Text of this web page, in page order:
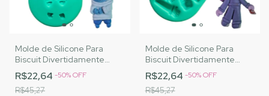
Molde de Silicone Para
Biscuit Divertidamente
Tristeza - MJ Artesanatos |
Cód. A011
R$22,64 -50%OFF
R$45,27
Molde de Silicone Para
Biscuit Divertidamente
Tédio - MJ Artesanatos |
Cód. A009
R$22,64 -50%OFF
R$45,27